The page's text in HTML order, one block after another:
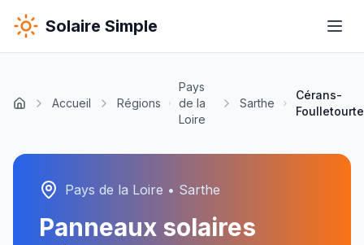
Solaire Simple
Accueil Régions
Pays
de la
Loire
Sarthe
Cérans-
Foulletourte
Pays de la Loire • Sarthe
Panneaux solaires